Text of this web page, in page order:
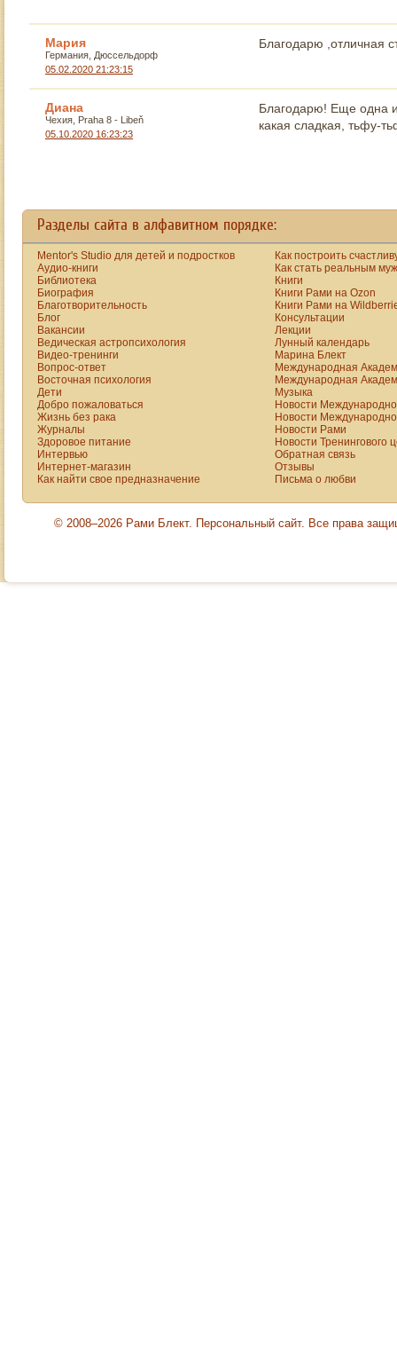
Мария
Германия, Дюссельдорф
05.02.2020 21:23:15
Благодарю ,отличная
Диана
Чехия, Praha 8 - Libeň
05.10.2020 16:23:23
Благодарю! Еще одна
какая сладкая, тьфу-
Разделы сайта в алфавитном порядке:
Mentor's Studio для детей и подростков
Аудио-книги
Библиотека
Биография
Благотворительность
Блог
Вакансии
Ведическая астропсихология
Видео-тренинги
Вопрос-ответ
Восточная психология
Дети
Добро пожаловаться
Жизнь без рака
Журналы
Здоровое питание
Интервью
Интернет-магазин
Как найти свое предназначение
Как построить
Как стать реальным
Книги
Книги Рами на Ozon
Книги Рами на
Консультации
Лекции
Лунный календарь
Марина Блект
Международная
Международная
Музыка
Новости
Новости
Новости Рами
Новости Тренингового
Обратная связь
Отзывы
Письма о любви
© 2008–2026 Рами Блект. Персональный сайт. Все права